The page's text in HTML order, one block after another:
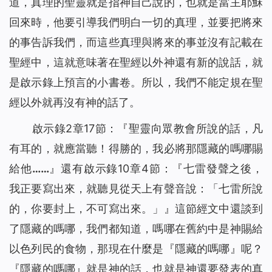
回來時，他要引導我們明白一切的真理，並要把將來
的事告訴我們，而這些真理與將來的事並沒有記載在
聖經中，這就意味著在聖經以外神還有新的說話，就
是啟示錄上預言的小書卷。所以，我們不能定規在聖
經以外就再沒有神的話了。
啟示錄2章17節：『聖靈向眾教會所說的話，凡
有耳的，就應當聽！得勝的，我必將那隱藏的嗎哪賜
給他……』還有啟示錄10章4節：『七雷發聲之後，
我正要寫出來，就聽見從天上有聲音說：「七雷所說
的，你要封上，不可寫出來。」
』這節經文中還談到
了隱藏的嗎哪，我們都知道，嗎哪在舊約中是神賜給
以色列民的食物，那現在什麼是『隱藏的嗎哪』呢？
『隱藏的嗎哪』就是神的話，也就是神還要發表的真